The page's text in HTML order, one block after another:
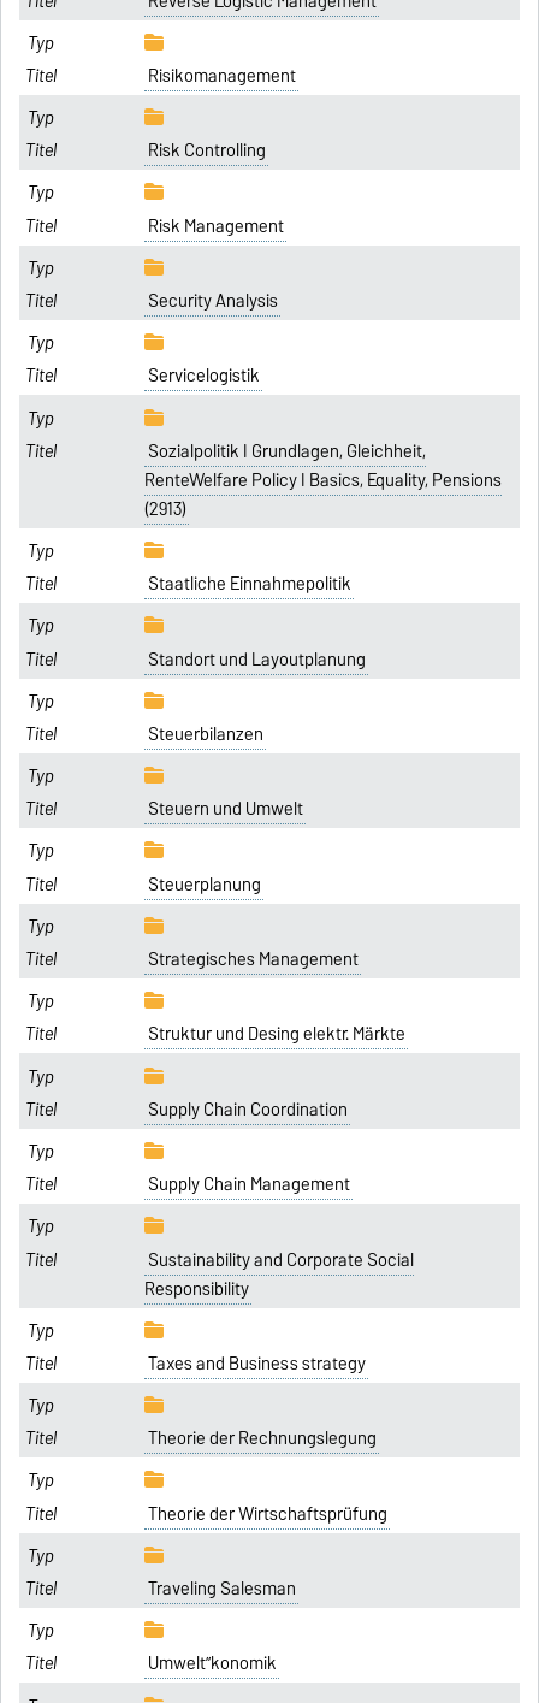
Risikomanagement
Risk Controlling
Risk Management
Security Analysis
Servicelogistik
Sozialpolitik I Grundlagen, Gleichheit,
RenteWelfare Policy I Basics, Equality, Pensions
(2913)
Staatliche Einnahmepolitik
Standort und Layoutplanung
Steuerbilanzen
Steuern und Umwelt
Steuerplanung
Strategisches Management
Struktur und Desing elektr. Märkte
Supply Chain Coordination
Supply Chain Management
Sustainability and Corporate Social
Responsibility
Taxes and Business strategy
Theorie der Rechnungslegung
Theorie der Wirtschaftsprüfung
Traveling Salesman
Umwelt”konomik